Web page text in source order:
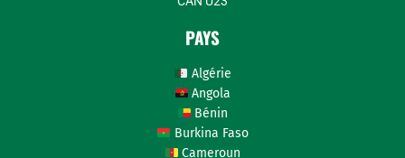
PAYS
Algérie
Angola
Bénin
Burkina Faso
Cameroun